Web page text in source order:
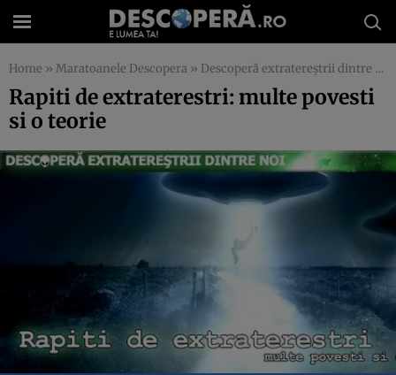
Home » Maratoanele Descopera » Descoperă extratereştrii dintre noi
Rapiti de extraterestri: multe povesti
si o teorie